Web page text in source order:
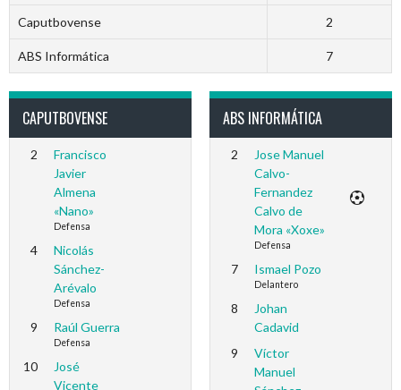
Caputbovense 2
ABS Informática 7
CAPUTBOVENSE
2
Francisco
Javier
Almena
«Nano»
Defensa
4
Nicolás
Sánchez-
Arévalo
Defensa
9 Raúl Guerra
Defensa
10
José
Vicente
ABS INFORMÁTICA
2
Jose Manuel
Calvo-
Fernandez
Calvo de
Mora «Xoxe»
Defensa
7 Ismael Pozo
Delantero
8
Johan
Cadavid
9
Víctor
Manuel